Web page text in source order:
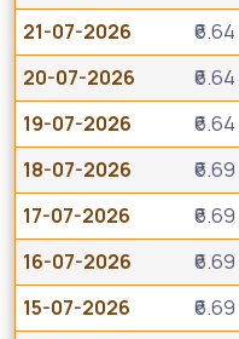
21-07-2026
₹6.64
20-07-2026
₹6.64
19-07-2026
₹6.64
18-07-2026
₹6.69
17-07-2026
₹6.69
16-07-2026
₹6.69
15-07-2026
₹6.69